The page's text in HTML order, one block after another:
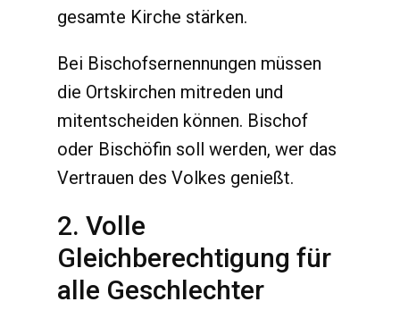
gesamte Kirche stärken.
Bei Bischofsernennungen müssen
die Ortskirchen mitreden und
mitentscheiden können. Bischof
oder Bischöfin soll werden, wer das
Vertrauen des Volkes genießt.
2. Volle
Gleichberechtigung für
alle Geschlechter